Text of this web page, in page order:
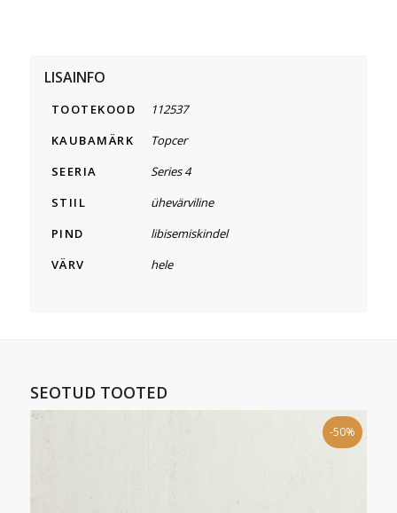
LISAINFO
TOOTEKOOD
112537
KAUBAMÄRK
Topcer
SEERIA
Series 4
STIIL
ühevärviline
PIND
libisemiskindel
VÄRV
hele
SEOTUD TOOTED
-50%